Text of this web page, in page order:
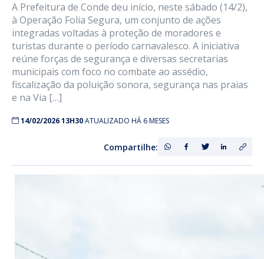
A Prefeitura de Conde deu início, neste sábado (14/2),
à Operação Folia Segura, um conjunto de ações
integradas voltadas à proteção de moradores e
turistas durante o período carnavalesco. A iniciativa
reúne forças de segurança e diversas secretarias
municipais com foco no combate ao assédio,
fiscalização da poluição sonora, segurança nas praias
e na Via […]
14/02/2026 13H30ATUALIZADO HÁ 6 MESES
Compartilhe: